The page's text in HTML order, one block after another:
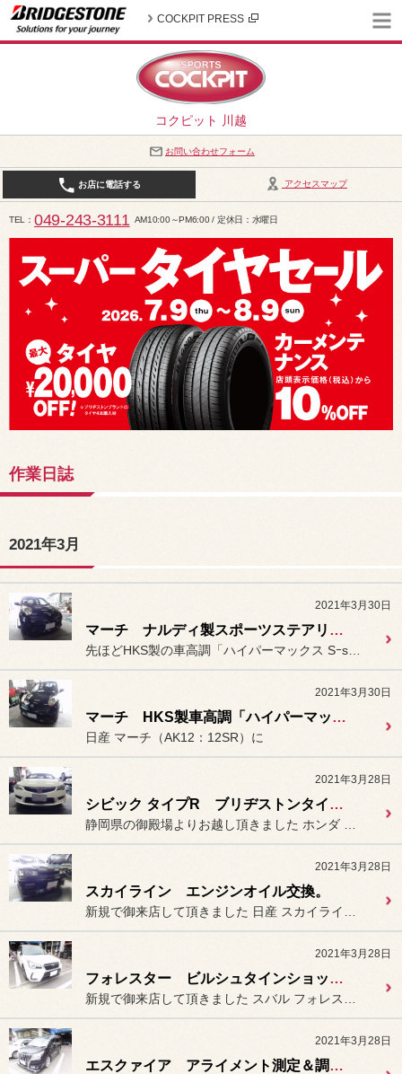
コクピット 川越
COCKPIT PRESS
お問い合わせフォーム
アクセスマップ
お店に電話する
TEL 049-243-3111 AM10:00～PM6:00 / 定休日：水曜日
作業日誌
2021年3月
2021年3月30日
マーチ ナルディ製スポーツステアリング「クラシックレザー（360mm）」装着＆アライメント作業。
2021年3月30日
マーチ HKS製車高調「ハイパーマックス Sｰstyle C」装着。
日産 マーチ（AK12：12SR）に
2021年3月28日
シビック タイプR ブリヂストンタイヤ「ポテンザ アドレナリン RE004」装着。
2021年3月28日
スカイライン エンジンオイル交換。
2021年3月28日
フォレスター ビルシュタインショックアブソバー（ダンパー）装着＆アライメント作業。
2021年3月28日
エスクァイア アライメント測定＆調整。